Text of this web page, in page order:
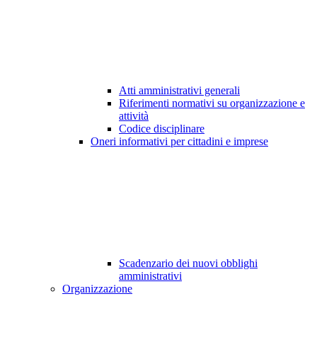
Atti amministrativi generali
Riferimenti normativi su organizzazione e
attività
Codice disciplinare
Oneri informativi per cittadini e imprese
Scadenzario dei nuovi obblighi
amministrativi
Organizzazione